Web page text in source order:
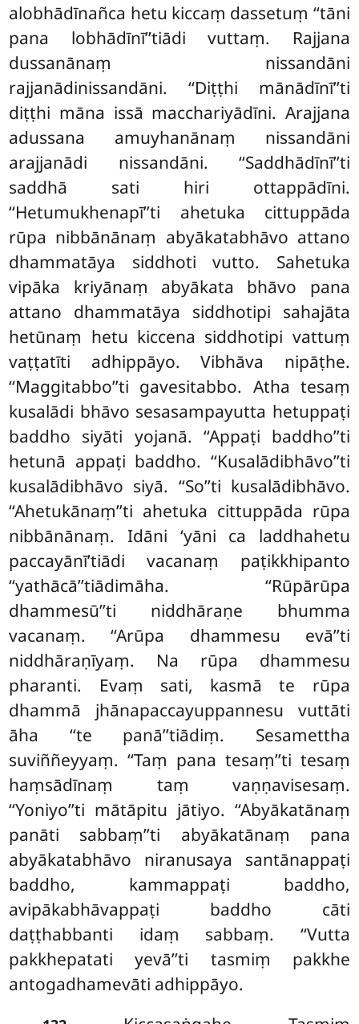
alobhādīnañca hetu kiccaṃ dassetuṃ ‘‘tāni
pana lobhādīnī’’tiādi vuttaṃ. Rajjana
dussanānaṃ nissandāni
rajjanādinissandāni. ‘‘Diṭṭhi mānādīnī’’ti
diṭṭhi māna issā macchariyādīni. Arajjana
adussana amuyhanānaṃ nissandāni
arajjanādi nissandāni. ‘‘Saddhādīnī’’ti
saddhā sati hiri ottappādīni.
‘‘Hetumukhenapī’’ti ahetuka cittuppāda
rūpa nibbānānaṃ abyākatabhāvo attano
dhammatāya siddhoti vutto. Sahetuka
vipāka kriyānaṃ abyākata bhāvo pana
attano dhammatāya siddhotipi sahajāta
hetūnaṃ hetu kiccena siddhotipi vattuṃ
vaṭṭatīti adhippāyo. Vibhāva nipāṭhe.
‘‘Maggitabbo’’ti gavesitabbo. Atha tesaṃ
kusalādi bhāvo sesasampayutta hetuppaṭi
baddho siyāti yojanā. ‘‘Appaṭi baddho’’ti
hetunā appaṭi baddho. ‘‘Kusalādibhāvo’’ti
kusalādibhāvo siyā. ‘‘So’’ti kusalādibhāvo.
‘‘Ahetukānaṃ’’ti ahetuka cittuppāda rūpa
nibbānānaṃ. Idāni ‘yāni ca laddhahetu
paccayānī’tiādi vacanaṃ paṭikkhipanto
‘‘yathācā’’tiādimāha. ‘‘Rūpārūpa
dhammesū’’ti niddhāraṇe bhumma
vacanaṃ. ‘‘Arūpa dhammesu evā’’ti
niddhāraṇīyaṃ. Na rūpa dhammesu
pharanti. Evaṃ sati, kasmā te rūpa
dhammā jhānapaccayuppannesu vuttāti
āha ‘‘te panā’’tiādiṃ. Sesamettha
suviññeyyaṃ. ‘‘Taṃ pana tesaṃ’’ti tesaṃ
haṃsādīnaṃ taṃ vaṇṇavisesaṃ.
‘‘Yoniyo’’ti mātāpitu jātiyo. ‘‘Abyākatānaṃ
panāti sabbaṃ’’ti abyākatānaṃ pana
abyākatabhāvo niranusaya santānappaṭi
baddho, kammappaṭi baddho,
avipākabhāvappaṭi baddho cāti
daṭṭhabbanti idaṃ sabbaṃ. ‘‘Vutta
pakkhepatati yevā’’ti tasmiṃ pakkhe
antogadhamevāti adhippāyo.